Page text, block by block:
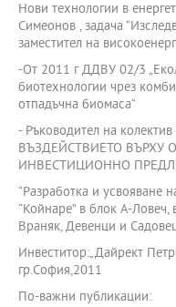
Нови технологии в
Симеонов , задача
заместител на
-От 2011 г ДДВУ 02/3
биотехнологии чрез
отпадъчна биомаса“
- Ръководител на
ВЪЗДЕЙСТВИЕТО ВЪРХУ
ИНВЕСТИЦИОННО
“Разработка и усвояване
“Койнаре” в блок А-
Враняк, Девенци и
Инвеститор:„Дайрект
гр.София,2011
По-важни публикации: